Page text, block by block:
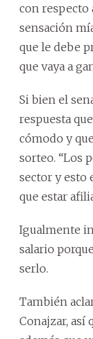
con respecto
sensación
que le debe
que vaya a
Si bien el
respuesta
cómodo y
sorteo. “Los
sector y esto
que estar
Igualmente
salario
serlo.
También
Conajzar, así